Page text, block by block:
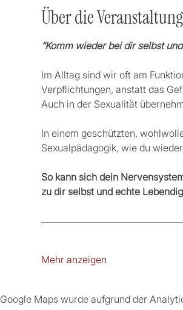
Über die Veranstaltung
“Komm wieder bei dir selbst
Im Alltag sind wir oft am
Verpflichtungen, anstatt das
Auch in der Sexualität
In einem geschützten,
Sexualpädagogik, wie du
So kann sich dein
zu dir selbst und echte
Mehr anzeigen
Google Maps wurde aufgrund der